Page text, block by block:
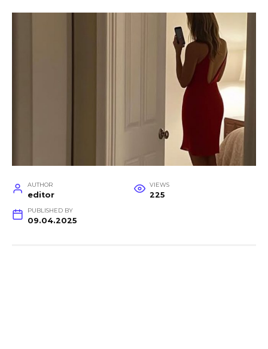
AUTHOR
editor
VIEWS
225
PUBLISHED BY
09.04.2025